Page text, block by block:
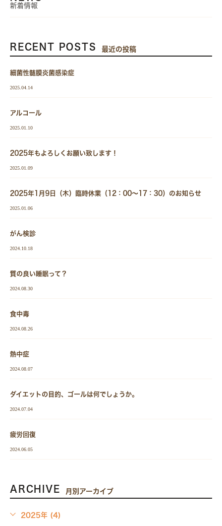
新着情報
RECENT POSTS 最近の投稿
細菌性髄膜炎菌感染症
2025.04.14
アルコール
2025.01.10
2025年もよろしくお願い致します！
2025.01.09
2025年1月9日（木）臨時休業（12：00～17：30）のお知らせ
2025.01.06
がん検診
2024.10.18
質の良い睡眠って？
2024.08.30
食中毒
2024.08.26
熱中症
2024.08.07
ダイエットの目的、ゴールは何でしょうか。
2024.07.04
疲労回復
2024.06.05
ARCHIVE 月別アーカイブ
2025年 (4)